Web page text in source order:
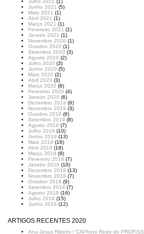
Julho 2021 (1)
Junho 2021 (5)
Maio 2021 (1)
Abril 2021 (1)
Março 2021 (1)
Fevereiro 2021 (1)
Janeiro 2021 (1)
Novembro 2020 (1)
Outubro 2020 (1)
Setembro 2020 (3)
Agosto 2020 (2)
Julho 2020 (3)
Junho 2020 (5)
Maio 2020 (2)
Abril 2020 (3)
Março 2020 (6)
Fevereiro 2020 (4)
Janeiro 2020 (6)
Dezembro 2019 (6)
Novembro 2019 (3)
Outubro 2019 (6)
Setembro 2019 (8)
Agosto 2019 (7)
Julho 2019 (10)
Junho 2019 (13)
Maio 2019 (16)
Abril 2019 (18)
Março 2019 (9)
Fevereiro 2019 (7)
Janeiro 2019 (10)
Dezembro 2018 (13)
Novembro 2018 (7)
Outubro 2018 (9)
Setembro 2018 (7)
Agosto 2018 (16)
Julho 2018 (15)
Junho 2018 (12)
ARTIGOS RECENTES 2020
Ana Jesus Ribeiro / CAPhoto Rede de